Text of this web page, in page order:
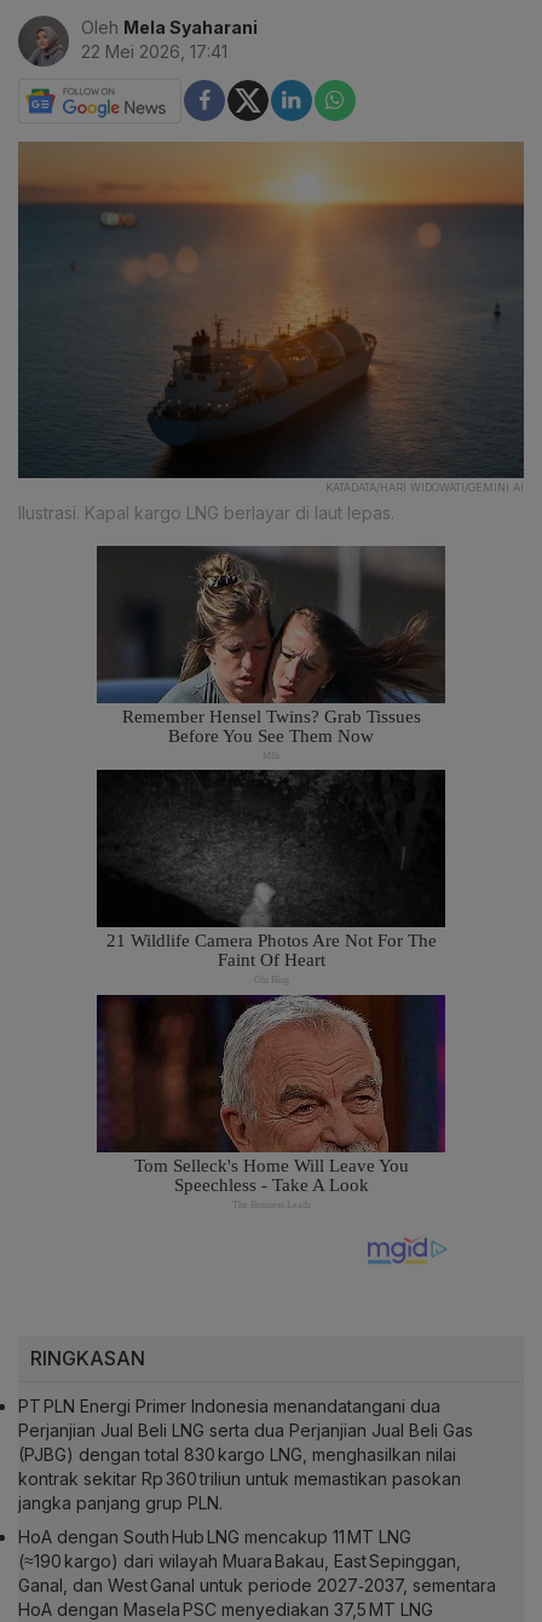
Oleh Mela Syaharani
22 Mei 2026, 17:41
KATADATA/HARI WIDOWATI/GEMINI AI
Ilustrasi. Kapal kargo LNG berlayar di laut lepas.
RINGKASAN
PT PLN Energi Primer Indonesia menandatangani dua
Perjanjian Jual Beli LNG serta dua Perjanjian Jual Beli Gas
(PJBG) dengan total 830 kargo LNG, menghasilkan nilai
kontrak sekitar Rp 360 triliun untuk memastikan pasokan
jangka panjang grup PLN.
HoA dengan South Hub LNG mencakup 11 MT LNG
(≈190 kargo) dari wilayah Muara Bakau, East Sepinggan,
Ganal, dan West Ganal untuk periode 2027‑2037, sementara
HoA dengan Masela PSC menyediakan 37,5 MT LNG